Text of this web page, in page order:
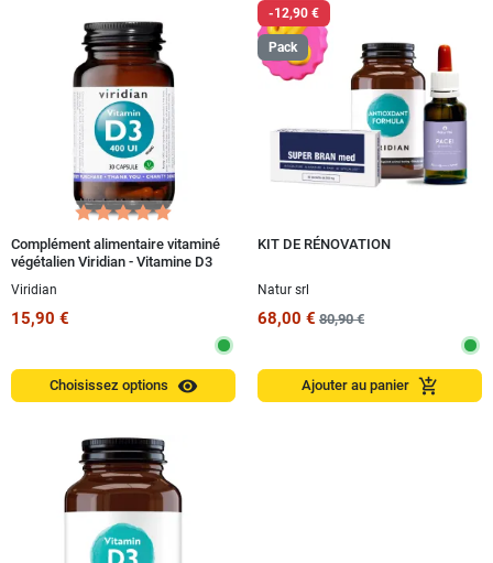
Complément alimentaire vitaminé
végétalien Viridian - Vitamine D3
400 UI 30 capsules
Viridian
15,90 €
Choisissez options visibility
-12,90 €
Pack
KIT DE RÉNOVATION
Natur srl
68,00 € 80,90 €
Ajouter au panier add_shopping_cart